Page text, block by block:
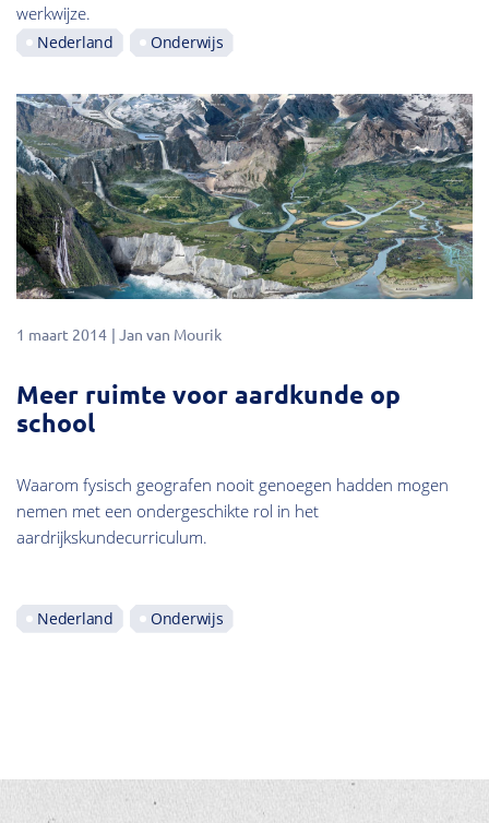
werkwijze.
Nederland Onderwijs
1 maart 2014 Jan van Mourik
Meer ruimte voor aardkunde op
school
Waarom fysisch geografen nooit genoegen hadden mogen
nemen met een ondergeschikte rol in het
aardrijkskundecurriculum.
Nederland Onderwijs